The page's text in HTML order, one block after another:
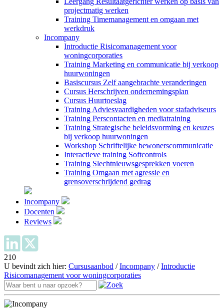
projectmatig werken
Training Timemanagement en omgaan met
werkdruk
Incompany
Introductie Risicomanagement voor
woningcorporaties
Training Marketing en communicatie bij verkoop
huurwoningen
Basiscursus Zelf aangebrachte veranderingen
Cursus Herschrijven ondernemingsplan
Cursus Huurtoeslag
Training Adviesvaardigheden voor stafadviseurs
Training Perscontacten en mediatraining
Training Strategische beleidsvorming en keuzes
bij verkoop huurwoningen
Workshop Schriftelijke bewonerscommunicatie
Interactieve training Softcontrols
Training Slechtnieuwsgesprekken voeren
Training Omgaan met agressie en
grensoverschrijdend gedrag
Incompany
Docenten
Reviews
210
U bevindt zich hier: Cursusaanbod /Incompany /Introductie
Risicomanagement voor woningcorporaties